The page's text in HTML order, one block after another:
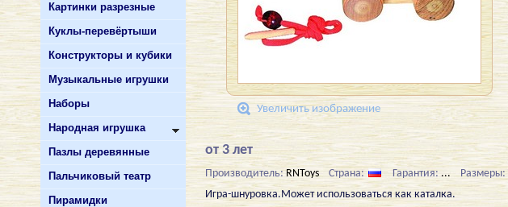
Картинки разрезные
Куклы-перевёртыши
Конструкторы и кубики
Музыкальные игрушки
Наборы
Народная игрушка
Пазлы деревянные
Пальчиковый театр
Пирамидки
Увеличить изображение
от 3 лет
Производитель:RNToys Страна: Гарантия: ... Размеры:
Игра-шнуровка.Может использоваться как каталка.